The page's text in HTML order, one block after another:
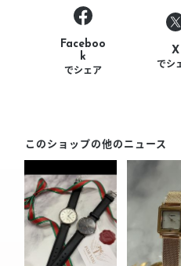
Faceboo
k
でシェア
X
でシ
このショップの他のニュース